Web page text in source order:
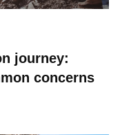
journey:
concerns